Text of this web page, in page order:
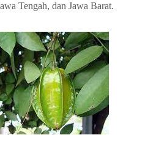
Tengah, dan Jawa Barat.